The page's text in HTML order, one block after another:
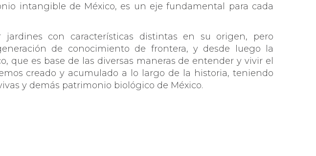
intangible de México, es un eje fundamental para cada
con características distintas en su origen, pero
de conocimiento de frontera, y desde luego la
que es base de las diversas maneras de entender y vivir el
creado y acumulado a lo largo de la historia, teniendo
y demás patrimonio biológico de México.